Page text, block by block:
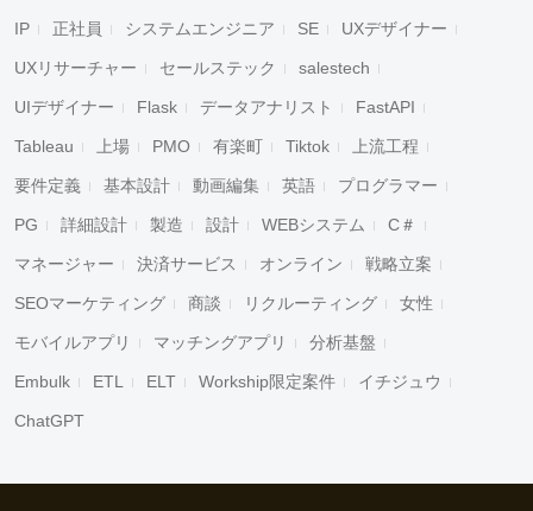
IP 正社員 システムエンジニア SE UXデザイナー
UXリサーチャー セールステック salestech
UIデザイナー Flask データアナリスト FastAPI
Tableau 上場 PMO 有楽町 Tiktok 上流工程
要件定義 基本設計 動画編集 英語 プログラマー
PG 詳細設計 製造 設計 WEBシステム C＃
マネージャー 決済サービス オンライン 戦略立案
SEOマーケティング 商談 リクルーティング 女性
モバイルアプリ マッチングアプリ 分析基盤
Embulk ETL ELT Workship限定案件 イチジュウ
ChatGPT